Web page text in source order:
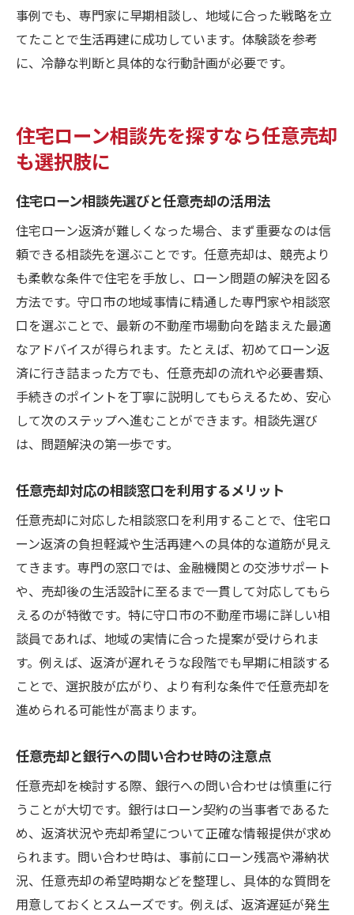
事例でも、専門家に早期相談し、地域に合った戦略を立
てたことで生活再建に成功しています。体験談を参考
に、冷静な判断と具体的な行動計画が必要です。
住宅ローン相談先を探すなら任意売却
も選択肢に
住宅ローン相談先選びと任意売却の活用法
住宅ローン返済が難しくなった場合、まず重要なのは信
頼できる相談先を選ぶことです。任意売却は、競売より
も柔軟な条件で住宅を手放し、ローン問題の解決を図る
方法です。守口市の地域事情に精通した専門家や相談窓
口を選ぶことで、最新の不動産市場動向を踏まえた最適
なアドバイスが得られます。たとえば、初めてローン返
済に行き詰まった方でも、任意売却の流れや必要書類、
手続きのポイントを丁寧に説明してもらえるため、安心
して次のステップへ進むことができます。相談先選び
は、問題解決の第一歩です。
任意売却対応の相談窓口を利用するメリット
任意売却に対応した相談窓口を利用することで、住宅ロ
ーン返済の負担軽減や生活再建への具体的な道筋が見え
てきます。専門の窓口では、金融機関との交渉サポート
や、売却後の生活設計に至るまで一貫して対応してもら
えるのが特徴です。特に守口市の不動産市場に詳しい相
談員であれば、地域の実情に合った提案が受けられま
す。例えば、返済が遅れそうな段階でも早期に相談する
ことで、選択肢が広がり、より有利な条件で任意売却を
進められる可能性が高まります。
任意売却と銀行への問い合わせ時の注意点
任意売却を検討する際、銀行への問い合わせは慎重に行
うことが大切です。銀行はローン契約の当事者であるた
め、返済状況や売却希望について正確な情報提供が求め
られます。問い合わせ時は、事前にローン残高や滞納状
況、任意売却の希望時期などを整理し、具体的な質問を
用意しておくとスムーズです。例えば、返済遅延が発生